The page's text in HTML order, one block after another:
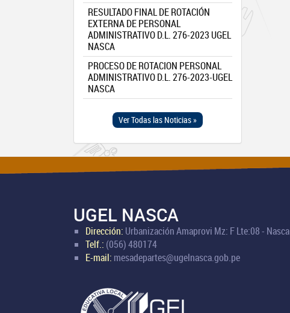
RESULTADO FINAL DE ROTACIÓN
EXTERNA DE PERSONAL
ADMINISTRATIVO D.L. 276-2023 UGEL
NASCA
PROCESO DE ROTACION PERSONAL
ADMINISTRATIVO D.L. 276-2023-UGEL
NASCA
Ver Todas las Noticias »
UGEL NASCA
Dirección: Urbanización Amaprovi Mz: F Lte:08 - Nasca
Telf.: (056) 480174
E-mail: mesadepartes@ugelnasca.gob.pe